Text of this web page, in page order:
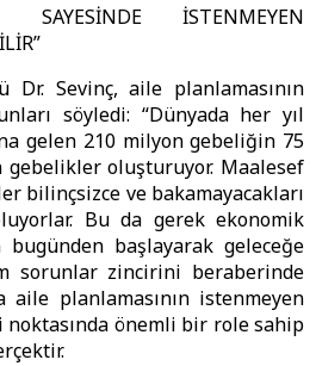
SAYESİNDE İSTENMEYEN
Dr. Sevinç, aile planlamasının
söyledi: “Dünyada her yıl
gelen 210 milyon gebeliğin 75
oluşturuyor. Maalesef
bilinçsizce ve bakamayacakları
Bu da gerek ekonomik
bugünden başlayarak geleceğe
sorunlar zincirini beraberinde
aile planlamasının istenmeyen
önemli bir role sahip